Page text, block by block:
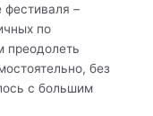
фестиваля –
по
преодолеть
без
с большим